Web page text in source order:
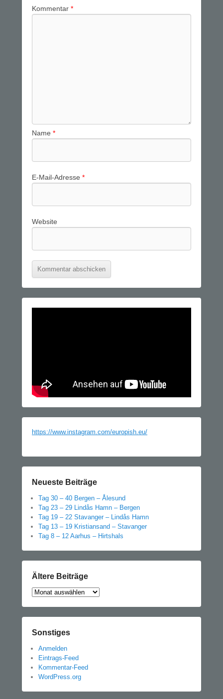
k
Kommentar *
Name *
E-Mail-Adresse *
Website
https://www.instagram.com/europish.eu/
Neueste Beiträge
Tag 30 – 40 Bergen – Ålesund
Tag 23 – 29 Lindås Hamn – Bergen
Tag 19 – 22 Stavanger – Lindås Hamn
Tag 13 – 19 Kristiansand – Stavanger
Tag 8 – 12 Aarhus – Hirtshals
Ältere Beiträge
Ältere
Sonstiges
Anmelden
Eintrags-Feed
Kommentar-Feed
WordPress.org